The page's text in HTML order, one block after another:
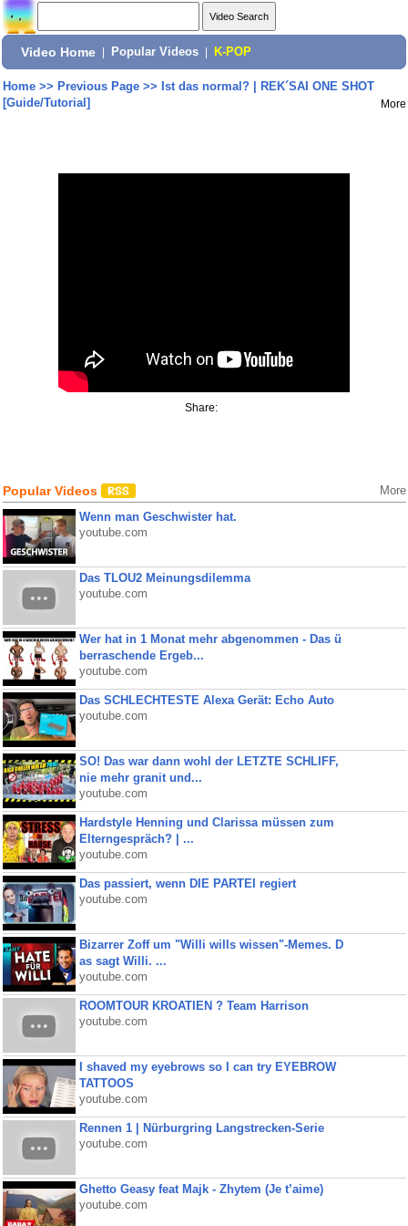
Video Home Popular Videos K-POP
Home>> Previous Page>> Ist das normal? | REK´SAI ONE SHOT
[Guide/Tutorial]
More
Share:
Popular Videos More
Wenn man Geschwister hat.
youtube.com
Das TLOU2 Meinungsdilemma
youtube.com
Wer hat in 1 Monat mehr abgenommen - Das ü
berraschende Ergeb...
youtube.com
Das SCHLECHTESTE Alexa Gerät: Echo Auto
youtube.com
SO! Das war dann wohl der LETZTE SCHLIFF,
nie mehr granit und...
youtube.com
Hardstyle Henning und Clarissa müssen zum
Elterngespräch? | ...
youtube.com
Das passiert, wenn DIE PARTEI regiert
youtube.com
Bizarrer Zoff um "Willi wills wissen"-Memes. D
as sagt Willi. ...
youtube.com
ROOMTOUR KROATIEN ? Team Harrison
youtube.com
I shaved my eyebrows so I can try EYEBROW
TATTOOS
youtube.com
Rennen 1 | Nürburgring Langstrecken-Serie
youtube.com
Ghetto Geasy feat Majk - Zhytem (Je t’aime)
youtube.com